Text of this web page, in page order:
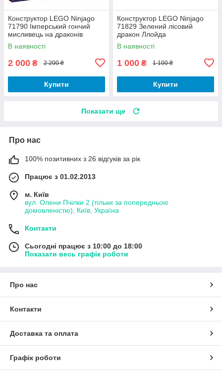
Конструктор LEGO Ninjago
71790 Імперський гончий
мисливець на драконів
В наявності
2 000 ₴ 2 200 ₴
Купити
Конструктор LEGO Ninjago
71829 Зелений лісовий
дракон Ллойда
В наявності
1 000 ₴ 1 100 ₴
Купити
Показати ще
Про нас
100% позитивних з 26 відгуків за рік
Працює з 01.02.2013
м. Київ
вул. Олени Пчілки 2 (тільки за попередньою
домовленістю), Київ, Україна
Контакти
Сьогодні працює з 10:00 до 18:00
Показати весь графік роботи
Про нас
Контакти
Доставка та оплата
Графік роботи